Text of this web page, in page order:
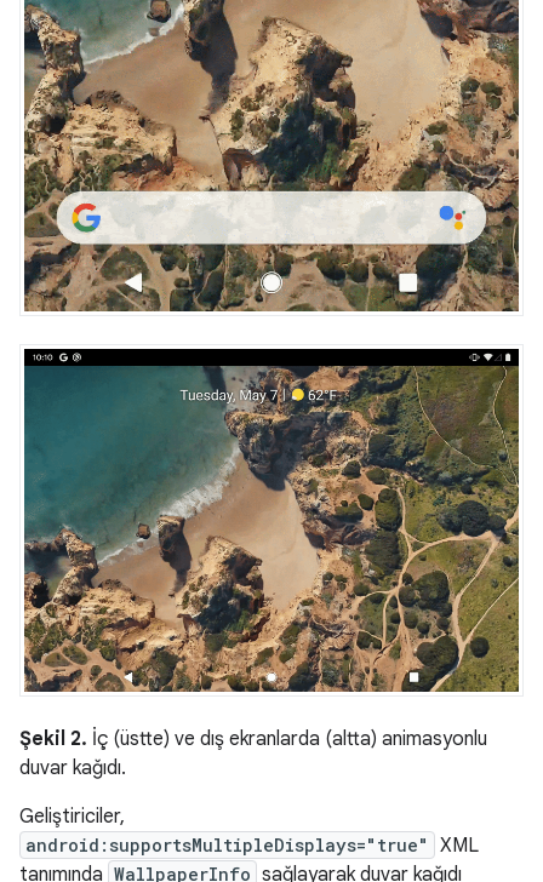
Şekil 2. İç (üstte) ve dış ekranlarda (altta) animasyonlu
duvar kağıdı.
Geliştiriciler,
android:supportsMultipleDisplays="true"
XML
tanımında WallpaperInfo sağlayarak duvar kağıdı